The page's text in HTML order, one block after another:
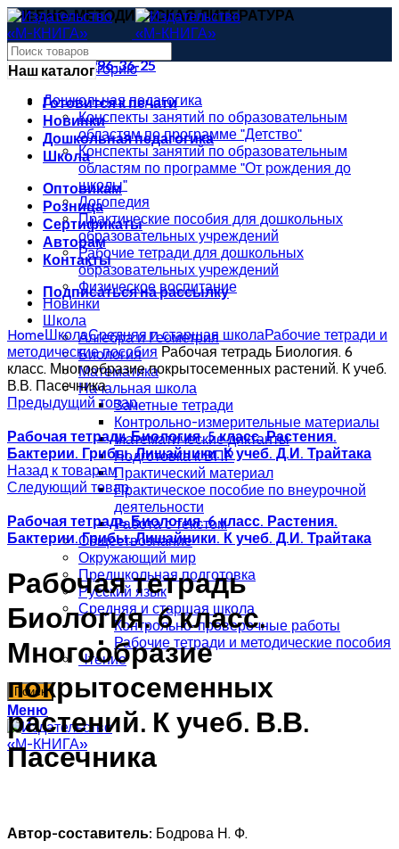
УЧЕБНО-МЕТОДИЧЕСКАЯ ЛИТЕРАТУРА
uchitel4@mail.ru
8 (473) 296-36-25
Выбрать категорию
Дошкольная педагогика
Конспекты занятий по образовательным
областям по программе "Детство"
Конспекты занятий по образовательным
областям по программе "От рождения до
школы"
Логопедия
Практические пособия для дошкольных
образовательных учреждений
Рабочие тетради для дошкольных
образовательных учреждений
Физическое воспитание
Новинки
Школа
Алгебра и Геометрия
Биология
Математика
Начальная школа
Зачетные тетради
Контрольно-измерительные материалы
Математические диктанты
Подготовка к ВПР
Практический материал
Практическое пособие по внеурочной
деятельности
Работа с текстом
Обществознание
Окружающий мир
Предшкольная подготовка
Русский язык
Средняя и старшая школа
Контрольно-проверочные работы
Рабочие тетради и методические пособия
Чтение
Поиск
Меню
Наш каталог
Готовится к печати
Новинки
Дошкольная педагогика
Школа
Оптовикам
Розница
Сертификаты
Авторам
Контакты
Подписаться на рассылку
HomeШколаСредняя и старшая школаРабочие тетради и
методические пособия Рабочая тетрадь Биология. 6
класс. Многообразие покрытосеменных растений. К учеб.
В.В. Пасечника
Предыдущий товар
Рабочая тетрадь Биология. 5 класс. Растения.
Бактерии. Грибы. Лишайники. К учеб. Д.И. Трайтака
Назад к товарам
Следующий товар
Рабочая тетрадь Биология. 6 класс. Растения.
Бактерии. Грибы. Лишайники. К учеб. Д.И. Трайтака
Рабочая тетрадь
Биология. 6 класс.
Многообразие
покрытосеменных
растений. К учеб. В.В.
Пасечника
Автор-составитель: Бодрова Н. Ф.